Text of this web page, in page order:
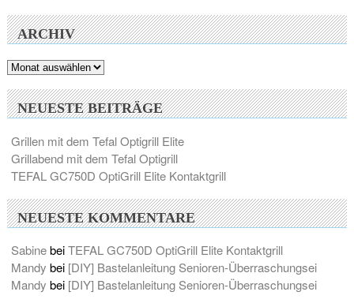
ARCHIV
Archiv
NEUESTE BEITRÄGE
Grillen mit dem Tefal Optigrill Elite
Grillabend mit dem Tefal Optigrill
TEFAL GC750D OptiGrill Elite Kontaktgrill
NEUESTE KOMMENTARE
SabinebeiTEFAL GC750D OptiGrill Elite Kontaktgrill
Mandy bei [DIY] Bastelanleitung Senioren-Überraschungsei
Mandy bei [DIY] Bastelanleitung Senioren-Überraschungsei